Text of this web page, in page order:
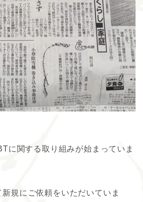
に関する取り組みが始まっていま
規にご依頼をいただいていま